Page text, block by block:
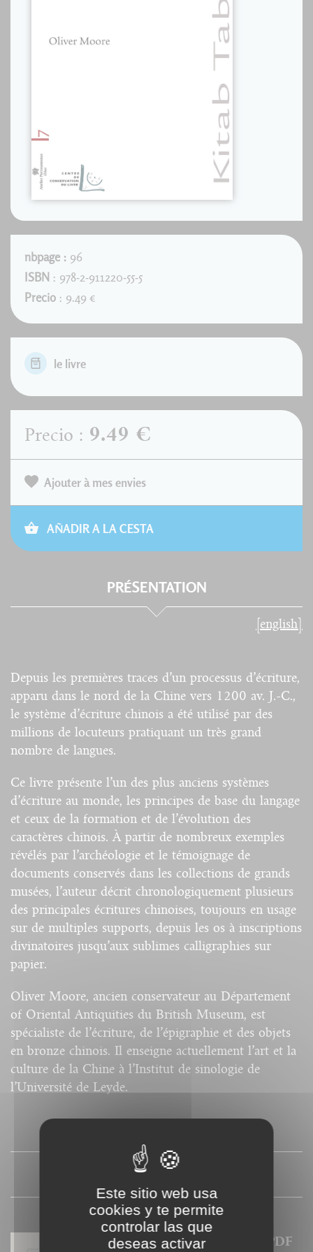
nbpage : 96
ISBN : 978-2-911220-55-5
Precio : 9.49 €
le livre
Precio : 9.49 €
Ajouter à mes envies
AÑADIR A LA CESTA
PRÉSENTATION
[english]
Depuis les premières traces d’un processus d’écriture,
apparu dans le nord de la Chine vers 1200 av. J.-C.,
le système d’écriture chinois a été utilisé par des
millions de locuteurs pratiquant un très grand
nombre de langues.
Ce livre présente l’un des plus anciens systèmes
d’écriture au monde, les principes de base du langage
et ceux de la formation et de l’évolution des
caractères chinois. À partir de nombreux exemples
révélés par l’archéologie et le témoignage de
documents conservés dans les collections de grands
musées, l’auteur décrit chronologiquement plusieurs
des principales écritures chinoises, toujours en usage
sur de multiples supports, depuis les os à inscriptions
divinatoires jusqu’aux sublimes calligraphies sur
papier.
Oliver Moore, ancien conservateur au Département
of Oriental Antiquities du British Museum, est
spécialiste de l’écriture, de l’épigraphie et des objets
en bronze chinois. Il enseigne actuellement l’art et la
culture de la Chine à l’Institut de sinologie de
l’Université de Leyde.
PRESSE
Nos ebooks sont des versions PDF
Este sitio web usa
cookies y te permite
controlar las que
deseas activar